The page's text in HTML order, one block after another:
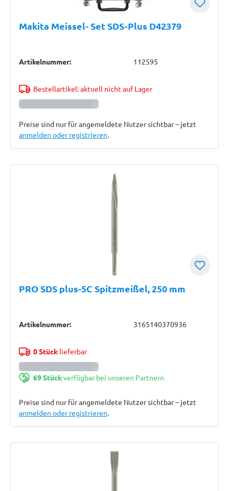
Makita Meissel- Set SDS-Plus D42379
Artikelnummer: 112595
Bestellartikel: aktuell nicht auf Lager
Preise sind nur für angemeldete Nutzer sichtbar – jetzt
anmelden oder registrieren.
PRO SDS plus-5C Spitzmeißel, 250 mm
Artikelnummer: 3165140370936
0 Stücklieferbar
69 Stückverfügbar bei unseren Partnern
Preise sind nur für angemeldete Nutzer sichtbar – jetzt
anmelden oder registrieren.